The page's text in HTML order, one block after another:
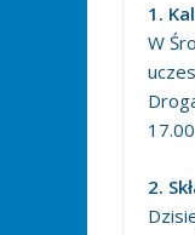
1.
W
2.